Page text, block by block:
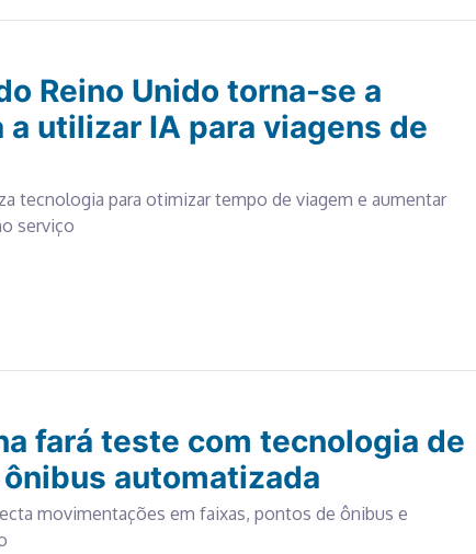
Reino Unido torna-se a
a utilizar IA para viagens de
tecnologia para otimizar tempo de viagem e aumentar
serviço
fará teste com tecnologia de
automatizada
movimentações em faixas, pontos de ônibus e